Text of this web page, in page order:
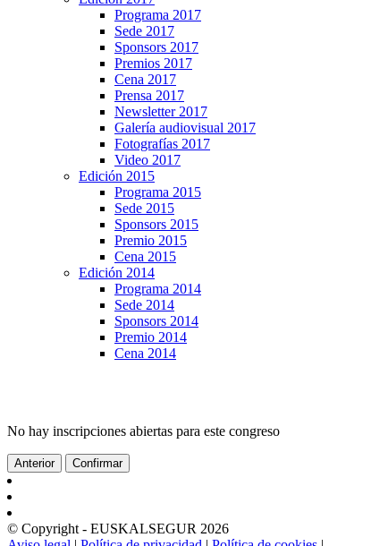
Programa 2017
Sede 2017
Sponsors 2017
Premios 2017
Cena 2017
Prensa 2017
Newsletter 2017
Galería audiovisual 2017
Fotografías 2017
Video 2017
Edición 2015
Programa 2015
Sede 2015
Sponsors 2015
Premio 2015
Cena 2015
Edición 2014
Programa 2014
Sede 2014
Sponsors 2014
Premio 2014
Cena 2014
No hay inscripciones abiertas para este congreso
Anterior Confirmar
© Copyright - EUSKALSEGUR 2026